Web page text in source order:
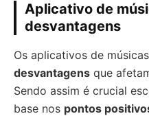
Aplicativo de
desvantagens
Os aplicativos de
desvantagens que
Sendo assim é crucial
base nos pontos